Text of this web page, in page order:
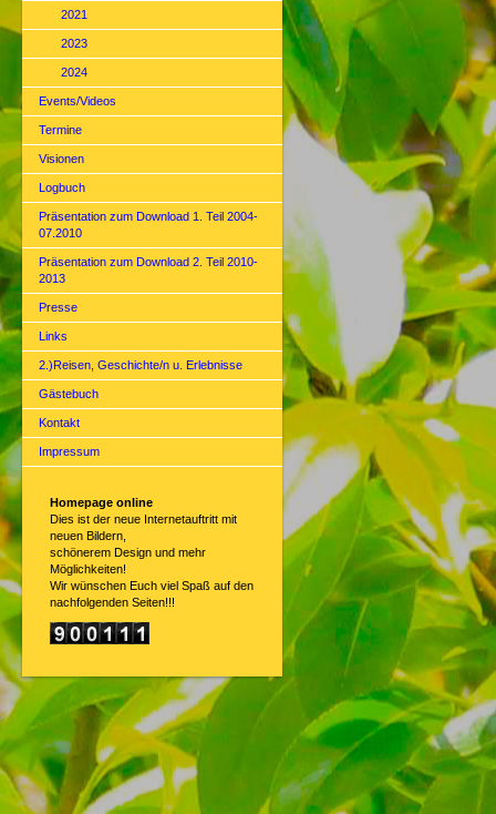
2021
2023
2024
Events/Videos
Termine
Visionen
Logbuch
Präsentation zum Download 1. Teil 2004-
07.2010
Präsentation zum Download 2. Teil 2010-
2013
Presse
Links
2.)Reisen, Geschichte/n u. Erlebnisse
Gästebuch
Kontakt
Impressum
Homepage online
Dies ist der neue Internetauftritt mit
neuen Bildern,
schönerem Design und mehr
Möglichkeiten!
Wir wünschen Euch viel Spaß auf den
nachfolgenden Seiten!!!